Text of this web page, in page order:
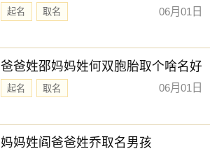
起名 取名 06月01日
爸爸姓邵妈妈姓何双胞胎取个啥名好
起名 取名 06月01日
妈妈姓阎爸爸姓乔取名男孩